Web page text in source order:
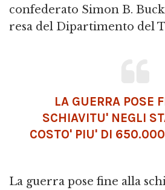
confederato Simon B.
resa del Dipartimento del
LA GUERRA POSE
SCHIAVITU' NEGLI
COSTO' PIU' DI
La guerra pose fine alla